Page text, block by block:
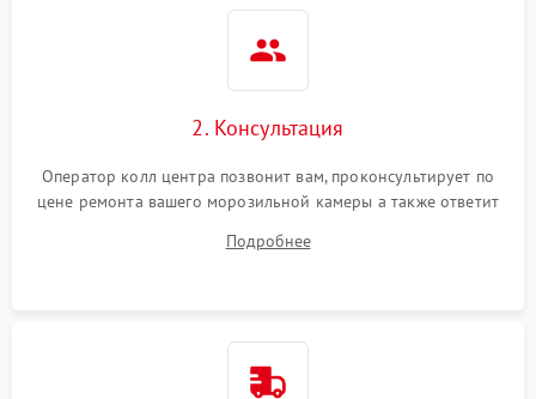
2. Консультация
Оператор колл центра позвонит вам, проконсультирует по
цене ремонта вашего морозильной камеры а также ответит
Подробнее